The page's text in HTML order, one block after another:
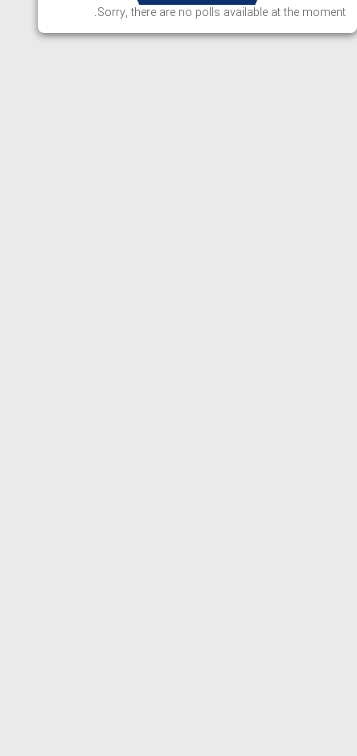
Sorry, there are no polls available at the moment.